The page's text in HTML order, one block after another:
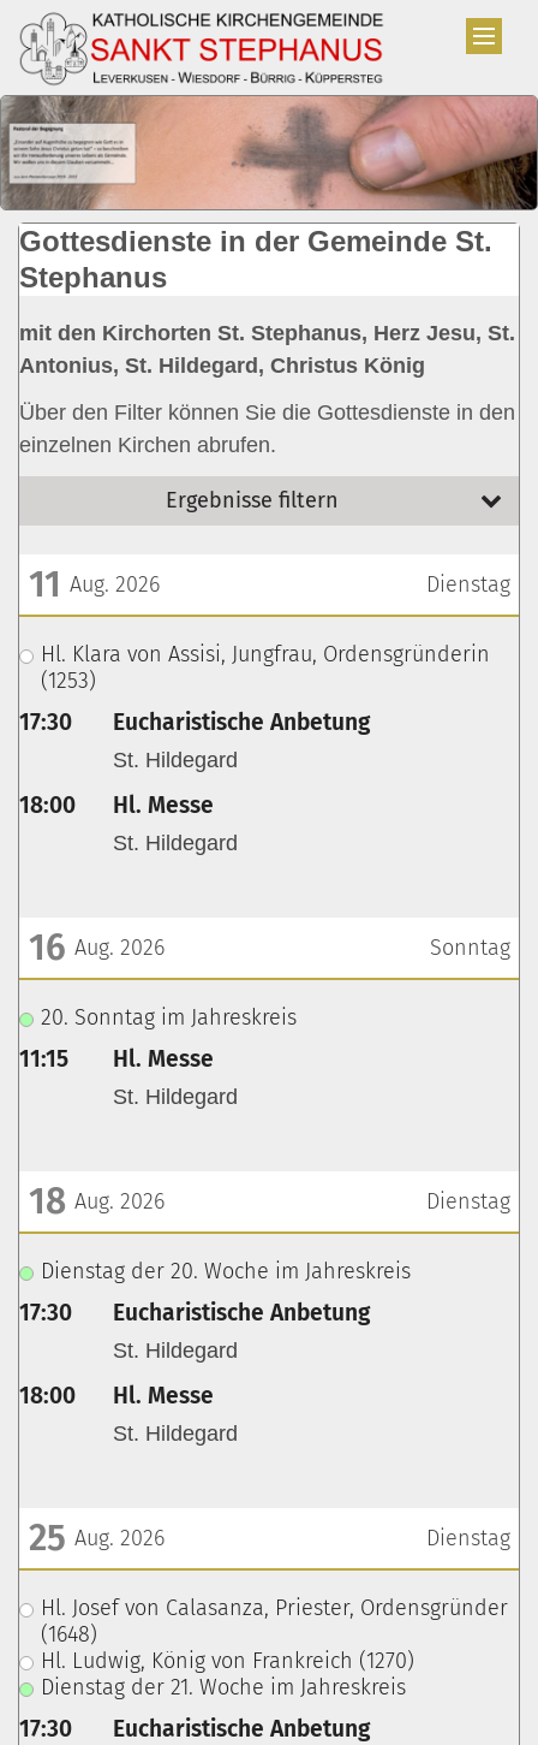
Zum Inhalt springen
Gottesdienste in der Gemeinde St.
Stephanus
mit den Kirchorten St. Stephanus, Herz Jesu, St.
Antonius, St. Hildegard, Christus König
Über den Filter können Sie die Gottesdienste in den
einzelnen Kirchen abrufen.
Ergebnisse filtern
Dienstag
11 Aug. 2026
???msg.page.sr.date??? 11. August 2026
Hl. Klara von Assisi, Jungfrau, Ordensgründerin
(1253)
17:30 Eucharistische Anbetung
St. Hildegard
18:00 Hl. Messe
St. Hildegard
Sonntag
16 Aug. 2026
???msg.page.sr.date??? 16. August 2026
20. Sonntag im Jahreskreis
11:15 Hl. Messe
St. Hildegard
Dienstag
18 Aug. 2026
???msg.page.sr.date??? 18. August 2026
Dienstag der 20. Woche im Jahreskreis
17:30 Eucharistische Anbetung
St. Hildegard
18:00 Hl. Messe
St. Hildegard
Dienstag
25 Aug. 2026
???msg.page.sr.date??? 25. August 2026
Hl. Josef von Calasanza, Priester, Ordensgründer
(1648)
Hl. Ludwig, König von Frankreich (1270)
Dienstag der 21. Woche im Jahreskreis
17:30 Eucharistische Anbetung